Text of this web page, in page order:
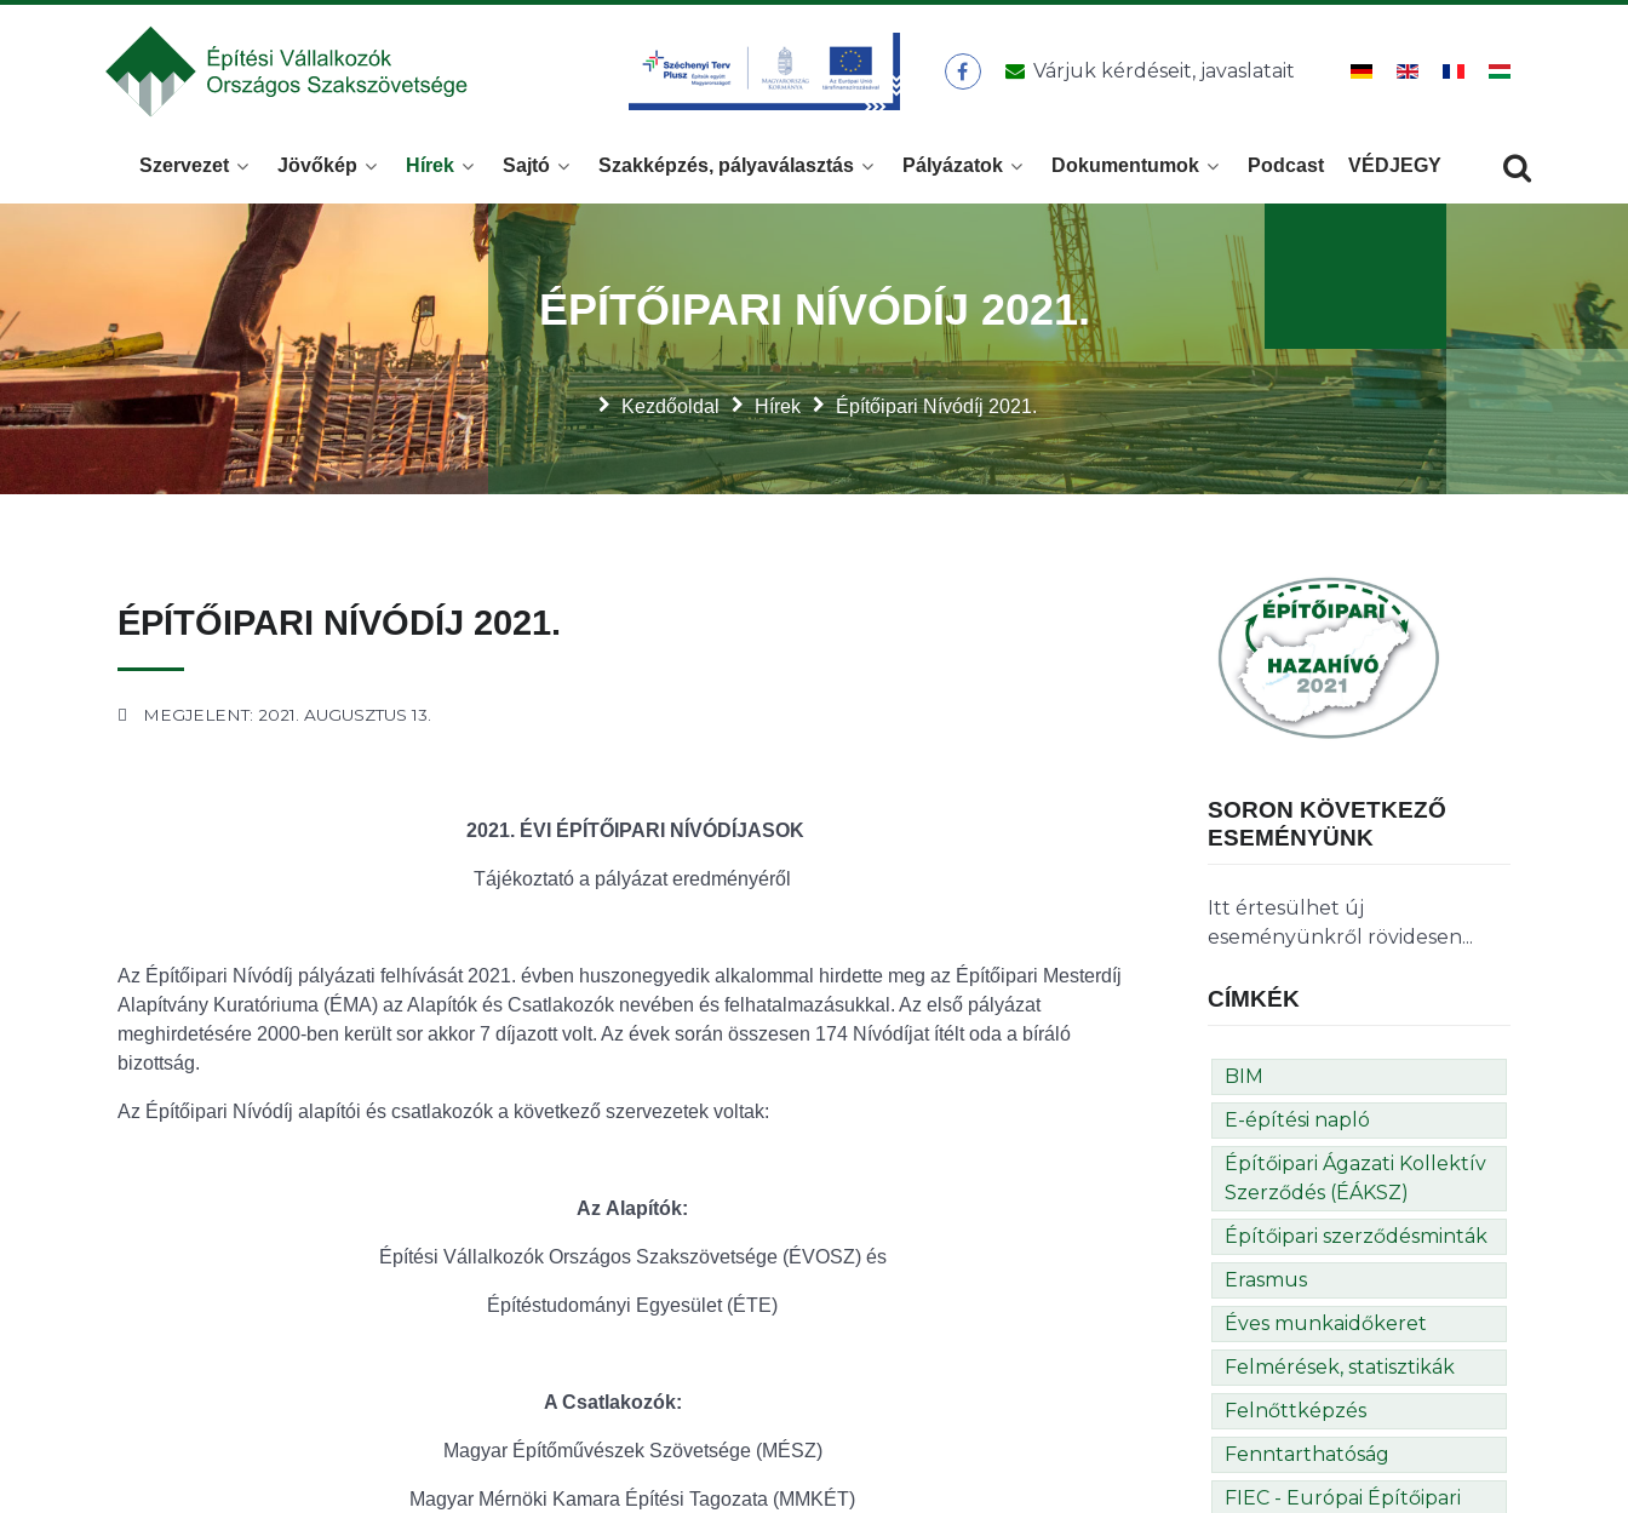
Várjuk kérdéseit, javaslatait
Szervezet Jövőkép Hírek Sajtó Szakképzés, pályaválasztás Pályázatok Dokumentumok Podcast VÉDJEGY
Kezdőoldal Hírek Építőipari Nívódíj 2021.
ÉPÍTŐIPARI NÍVÓDÍJ 2021.
ÉPÍTŐIPARI NÍVÓDÍJ 2021.
MEGJELENT: 2021. AUGUSZTUS 13.
2021. ÉVI ÉPÍTŐIPARI NÍVÓDÍJASOK
Tájékoztató a pályázat eredményéről
Az Építőipari Nívódíj pályázati felhívását 2021. évben huszonegyedik alkalommal hirdette meg az Építőipari Mesterdíj
Alapítvány Kuratóriuma (ÉMA) az Alapítók és Csatlakozók nevében és felhatalmazásukkal. Az első pályázat
meghirdetésére 2000-ben került sor akkor 7 díjazott volt. Az évek során összesen 174 Nívódíjat ítélt oda a bíráló
bizottság.
Az Építőipari Nívódíj alapítói és csatlakozók a következő szervezetek voltak:
Az Alapítók:
Építési Vállalkozók Országos Szakszövetsége (ÉVOSZ) és
Építéstudományi Egyesület (ÉTE)
A Csatlakozók:
Magyar Építőművészek Szövetsége (MÉSZ)
Magyar Mérnöki Kamara Építési Tagozata (MMKÉT)
SORON KÖVETKEZŐ
ESEMÉNYÜNK
Itt értesülhet új
eseményünkről rövidesen...
CÍMKÉK
BIM
E-építési napló
Építőipari Ágazati Kollektív
Szerződés (ÉÁKSZ)
Építőipari szerződésminták
Erasmus
Éves munkaidőkeret
Felmérések, statisztikák
Felnőttképzés
Fenntarthatóság
FIEC - Európai Építőipari